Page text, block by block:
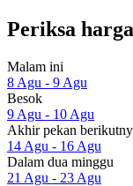
Periksa
Malam ini
8 Agu - 9 Agu
Besok
9 Agu - 10 Agu
Akhir pekan
14 Agu - 16 Agu
Dalam dua minggu
21 Agu - 23 Agu